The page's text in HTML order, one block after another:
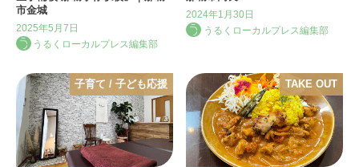
市金城
2025年5月7日
うるくローカルプレス編集部
2024年1月30日
うるくローカルプレス編集部
子育て / 子ども応援 TAKE OUT